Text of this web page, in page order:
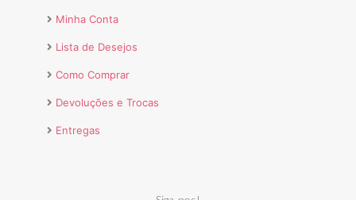
Minha Conta
Lista de Desejos
Como Comprar
Devoluções e Trocas
Entregas